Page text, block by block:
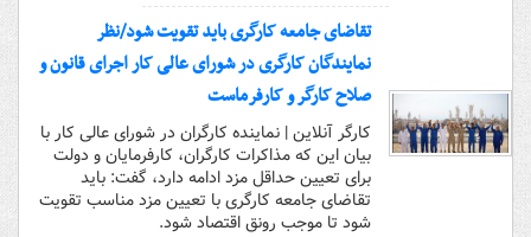
تقاضای جامعه کارگری باید تقویت شود/نظر
نمایندگان کارگری در شورای عالی کار اجرای قانون و
صلاح کارگر و کارفرماست
کارگر آنلاین | نماینده کارگران در شورای عالی کار با
بیان این که مذاکرات کارگران، کارفرمایان و دولت
برای تعیین حداقل مزد ادامه دارد،‌ گفت: باید
تقاضای جامعه کارگری با تعیین مزد مناسب تقویت
شود تا موجب رونق اقتصاد شود.